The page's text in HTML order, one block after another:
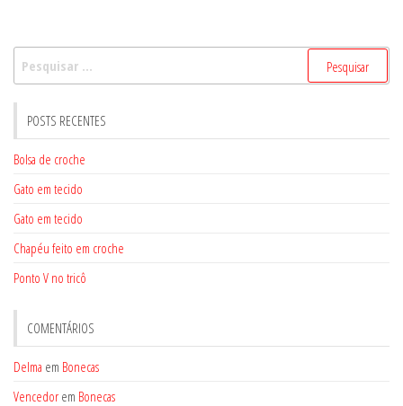
POSTS RECENTES
Bolsa de croche
Gato em tecido
Gato em tecido
Chapéu feito em croche
Ponto V no tricô
COMENTÁRIOS
Delma em Bonecas
Vencedor em Bonecas